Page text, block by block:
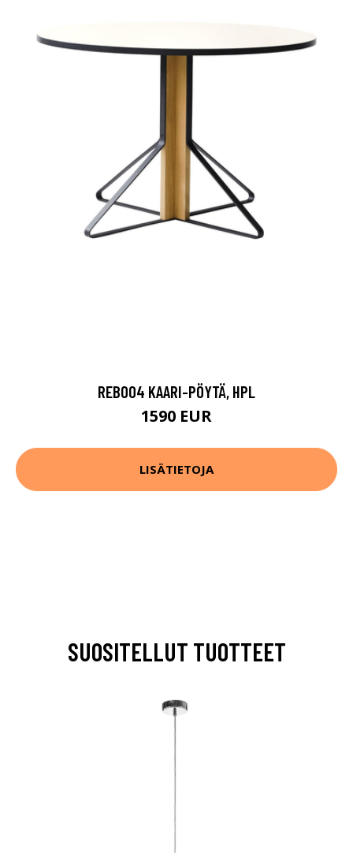
REB004 KAARI-PÖYTÄ, HPL
1590 EUR
LISÄTIETOJA
SUOSITELLUT TUOTTEET